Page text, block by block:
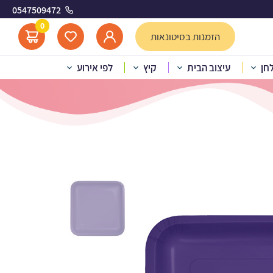
0547509472
הזמנות בסיטונאות
0
עיצוב הבית קיץ לפי אירוע
סגול
מרובע – סגול